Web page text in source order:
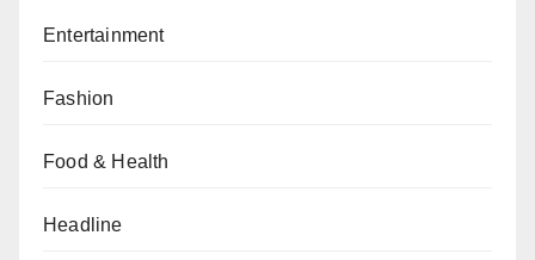
Entertainment
Fashion
Food & Health
Headline